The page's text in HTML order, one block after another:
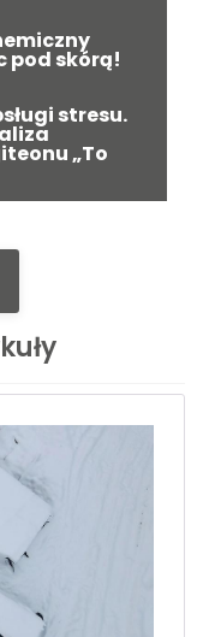
pod skórą!
stresu.
„To
-
GlassFest: